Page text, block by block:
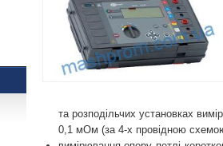
та розподільчих установках
0,1 мОм (за 4-х провідною